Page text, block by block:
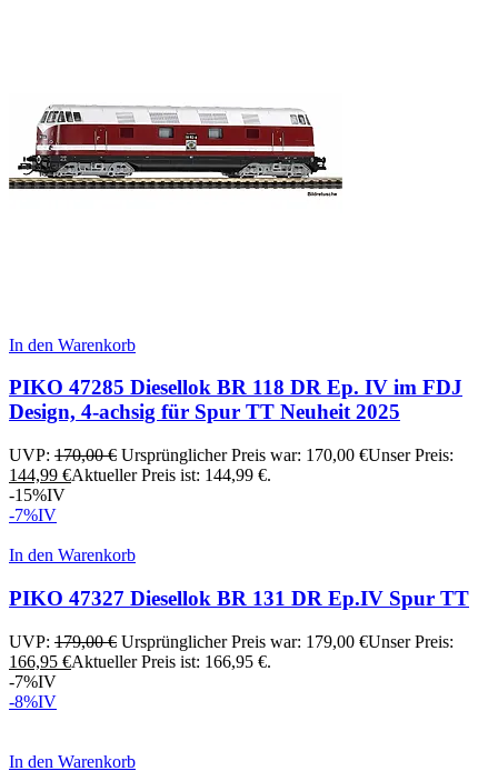
In den Warenkorb
PIKO 47285 Diesellok BR 118 DR Ep. IV im FDJ
Design, 4-achsig für Spur TT Neuheit 2025
UVP: 170,00€ Ursprünglicher Preis war: 170,00 €Unser Preis:
144,99 €Aktueller Preis ist: 144,99 €.
-15%IV
-7%IV
In den Warenkorb
PIKO 47327 Diesellok BR 131 DR Ep.IV Spur TT
UVP: 179,00€ Ursprünglicher Preis war: 179,00 €Unser Preis:
166,95 €Aktueller Preis ist: 166,95 €.
-7%IV
-8%IV
In den Warenkorb